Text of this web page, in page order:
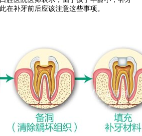
在补牙前后应该注意这些事项。